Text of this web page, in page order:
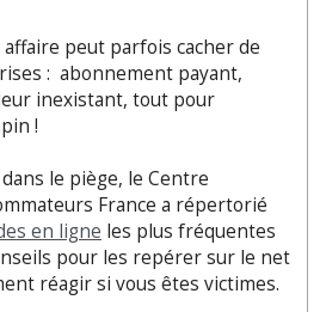
peut parfois cacher de
: abonnement payant,
inexistant, tout pour
!
le piège, le Centre
France a répertorié
en ligne les plus fréquentes
pour les repérer sur le net
réagir si vous êtes victimes.